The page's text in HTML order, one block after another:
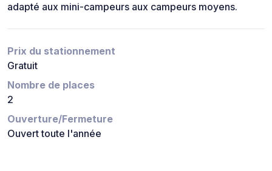
adapté aux mini-campeurs aux campeurs moyens.
Prix du stationnement
Gratuit
Nombre de places
2
Ouverture/Fermeture
Ouvert toute l'année